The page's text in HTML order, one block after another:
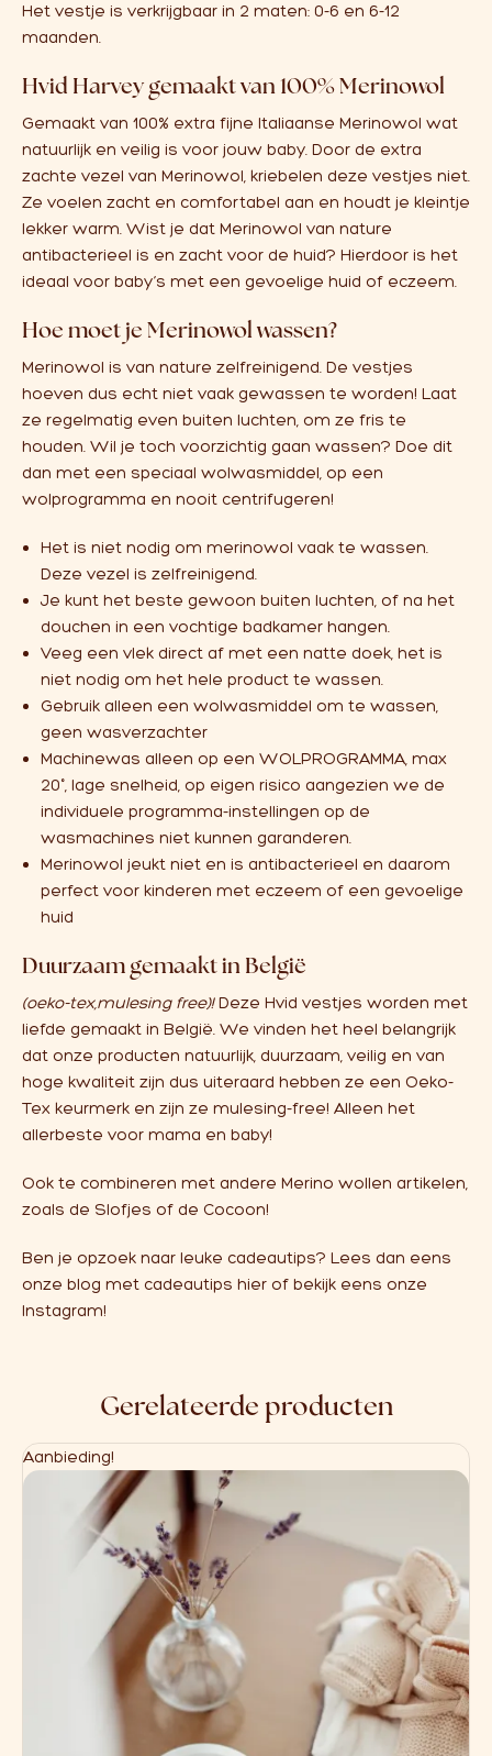
Het vestje is verkrijgbaar in 2 maten: 0-6 en 6-12
maanden.
Hvid Harvey gemaakt van 100% Merinowol
Gemaakt van 100% extra fijne Italiaanse Merinowol wat
natuurlijk en veilig is voor jouw baby. Door de extra
zachte vezel van Merinowol, kriebelen deze vestjes niet.
Ze voelen zacht en comfortabel aan en houdt je kleintje
lekker warm. Wist je dat Merinowol van nature
antibacterieel is en zacht voor de huid? Hierdoor is het
ideaal voor baby’s met een gevoelige huid of eczeem.
Hoe moet je Merinowol wassen?
Merinowol is van nature zelfreinigend. De vestjes
hoeven dus echt niet vaak gewassen te worden! Laat
ze regelmatig even buiten luchten, om ze fris te
houden. Wil je toch voorzichtig gaan wassen? Doe dit
dan met een speciaal wolwasmiddel, op een
wolprogramma en nooit centrifugeren!
Het is niet nodig om merinowol vaak te wassen.
Deze vezel is zelfreinigend.
Je kunt het beste gewoon buiten luchten, of na het
douchen in een vochtige badkamer hangen.
Veeg een vlek direct af met een natte doek, het is
niet nodig om het hele product te wassen.
Gebruik alleen een wolwasmiddel om te wassen,
geen wasverzachter
Machinewas alleen op een WOLPROGRAMMA, max
20°, lage snelheid, op eigen risico aangezien we de
individuele programma-instellingen op de
wasmachines niet kunnen garanderen.
Merinowol jeukt niet en is antibacterieel en daarom
perfect voor kinderen met eczeem of een gevoelige
huid
Duurzaam gemaakt in België
(oeko-tex,mulesing free)!Deze Hvid vestjes worden met
liefde gemaakt in België. We vinden het heel belangrijk
dat onze producten natuurlijk, duurzaam, veilig en van
hoge kwaliteit zijn dus uiteraard hebben ze een Oeko-
Tex keurmerk en zijn ze mulesing-free! Alleen het
allerbeste voor mama en baby!
Ook te combineren met andere Merino wollen artikelen,
zoals de Slofjes of de Cocoon!
Ben je opzoek naar leuke cadeautips? Lees dan eens
onze blog met cadeautips hier of bekijk eens onze
Instagram!
Gerelateerde producten
Aanbieding!